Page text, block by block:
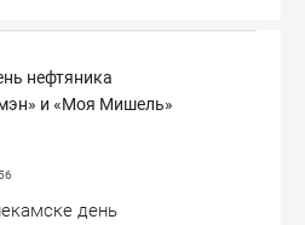
нефтяника
и «Моя Мишель»
день